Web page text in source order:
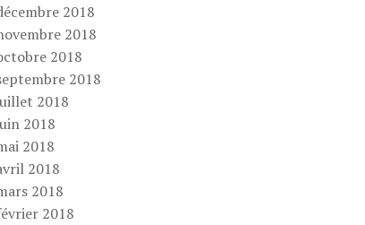
2018
2018
2018
2018
2018
2018
2018
2018
2018
2018